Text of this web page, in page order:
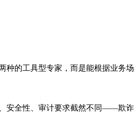
种的工具型专家，而是能根据业务场
、安全性、审计要求截然不同——欺诈